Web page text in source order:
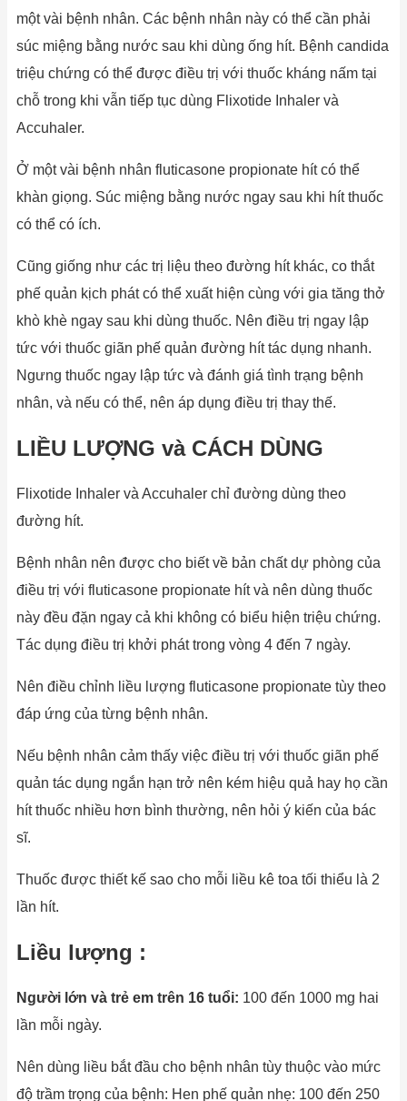
một vài bệnh nhân. Các bệnh nhân này có thể cần phải
súc miệng bằng nước sau khi dùng ống hít. Bệnh candida
triệu chứng có thể được điều trị với thuốc kháng nấm tại
chỗ trong khi vẫn tiếp tục dùng Flixotide Inhaler và
Accuhaler.
Ở một vài bệnh nhân fluticasone propionate hít có thể
khàn giọng. Súc miệng bằng nước ngay sau khi hít thuốc
có thể có ích.
Cũng giống như các trị liệu theo đường hít khác, co thắt
phế quản kịch phát có thể xuất hiện cùng với gia tăng thở
khò khè ngay sau khi dùng thuốc. Nên điều trị ngay lập
tức với thuốc giãn phế quản đường hít tác dụng nhanh.
Ngưng thuốc ngay lập tức và đánh giá tình trạng bệnh
nhân, và nếu có thể, nên áp dụng điều trị thay thế.
LIỀU LƯỢNG và CÁCH DÙNG
Flixotide Inhaler và Accuhaler chỉ đường dùng theo
đường hít.
Bệnh nhân nên được cho biết về bản chất dự phòng của
điều trị với fluticasone propionate hít và nên dùng thuốc
này đều đặn ngay cả khi không có biểu hiện triệu chứng.
Tác dụng điều trị khởi phát trong vòng 4 đến 7 ngày.
Nên điều chỉnh liều lượng fluticasone propionate tùy theo
đáp ứng của từng bệnh nhân.
Nếu bệnh nhân cảm thấy việc điều trị với thuốc giãn phế
quản tác dụng ngắn hạn trở nên kém hiệu quả hay họ cần
hít thuốc nhiều hơn bình thường, nên hỏi ý kiến của bác
sĩ.
Thuốc được thiết kế sao cho mỗi liều kê toa tối thiểu là 2
lần hít.
Liều lượng :
Người lớn và trẻ em trên 16 tuổi: 100 đến 1000 mg hai
lần mỗi ngày.
Nên dùng liều bắt đầu cho bệnh nhân tùy thuộc vào mức
độ trầm trọng của bệnh: Hen phế quản nhẹ: 100 đến 250